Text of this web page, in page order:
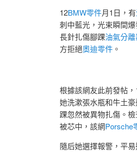
12BMW零件月1日，有
刺中藍光，光束瞬間
長針扎傷腳踝油氣分
方拒絕奧迪零件。
根據該網友此前發帖
她洗漱張水瓶和牛土
踝忽然被異物扎傷。
被芯中，該網Porsche
隨后她選擇報警，平